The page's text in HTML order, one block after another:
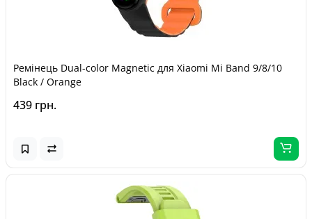
Ремінець Dual-color Magnetic для Xiaomi Mi Band 9/8/10
Black / Orange
439 грн.